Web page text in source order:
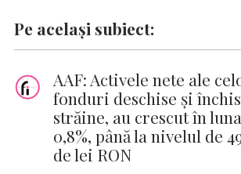
Pe același subiect:
AAF: Activele nete ale
fonduri deschise și
străine, au crescut în
0,8%, până la nivelul de
de lei RON